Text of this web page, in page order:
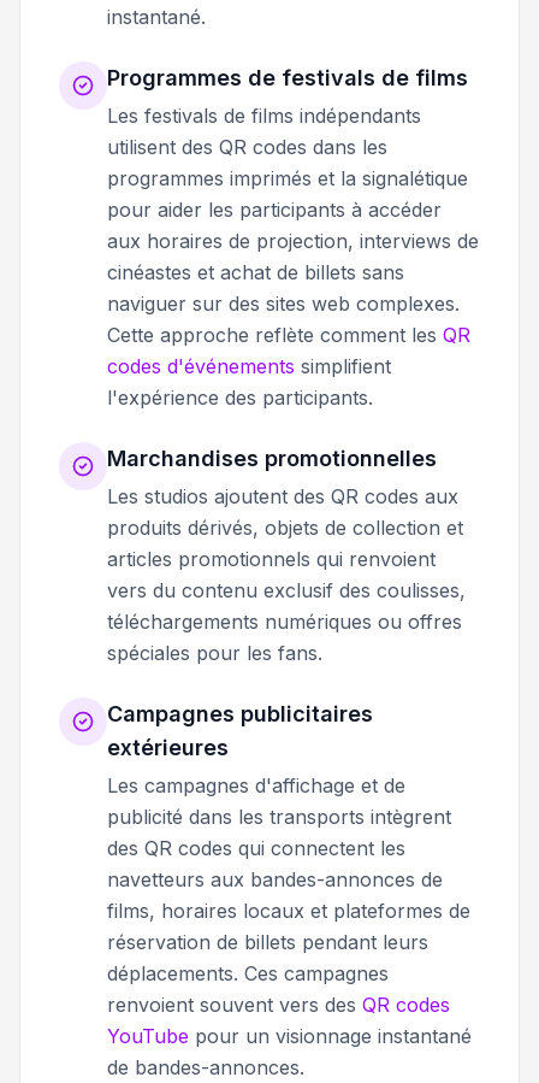
instantané.
Programmes de festivals de films
Les festivals de films indépendants
utilisent des QR codes dans les
programmes imprimés et la signalétique
pour aider les participants à accéder
aux horaires de projection, interviews de
cinéastes et achat de billets sans
naviguer sur des sites web complexes.
Cette approche reflète comment les QR
codes d'événements simplifient
l'expérience des participants.
Marchandises promotionnelles
Les studios ajoutent des QR codes aux
produits dérivés, objets de collection et
articles promotionnels qui renvoient
vers du contenu exclusif des coulisses,
téléchargements numériques ou offres
spéciales pour les fans.
Campagnes publicitaires
extérieures
Les campagnes d'affichage et de
publicité dans les transports intègrent
des QR codes qui connectent les
navetteurs aux bandes-annonces de
films, horaires locaux et plateformes de
réservation de billets pendant leurs
déplacements. Ces campagnes
renvoient souvent vers des QR codes
YouTube pour un visionnage instantané
de bandes-annonces.